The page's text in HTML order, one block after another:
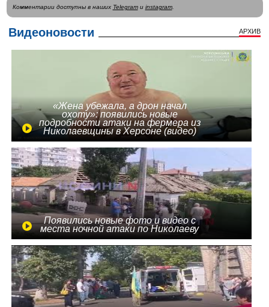
Комментарии доступны в наших Telegramи instagram.
Видеоновости АРХИВ
«Жена убежала, а дрон начал
охоту»: появились новые
подробности атаки на фермера из
Николаевщины в Херсоне (видео)
Появились новые фото и видео с
места ночной атаки по Николаеву